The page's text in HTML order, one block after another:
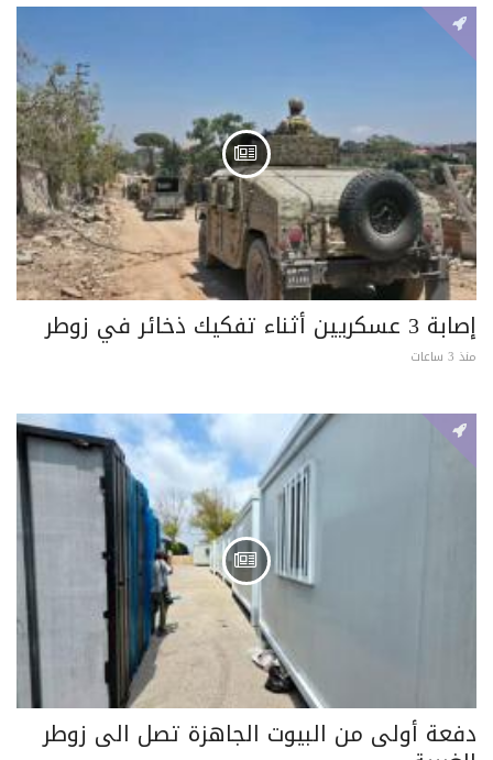
إصابة 3 عسكريين أثناء تفكيك ذخائر في زوطر
منذ 3 ساعات
دفعة أولى من البيوت الجاهزة تصل الى زوطر